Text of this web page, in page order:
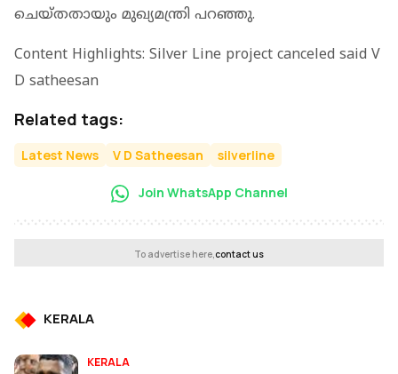
ചെയ്തതായും മുഖ്യമന്ത്രി പറഞ്ഞു.
Content Highlights: Silver Line project canceled said V
D satheesan
Related tags:
Latest News V D Satheesan silverline
Join WhatsApp Channel
To advertise here,contact us
KERALA
KERALA